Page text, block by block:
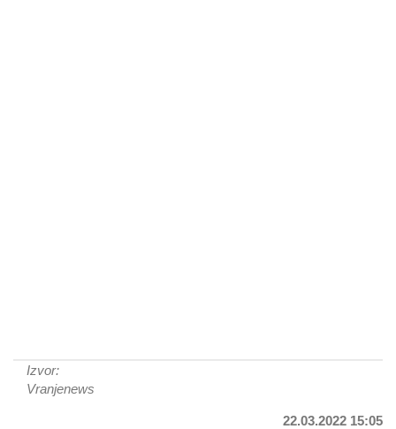
Izvor:
Vranjenews
22.03.2022 15:05